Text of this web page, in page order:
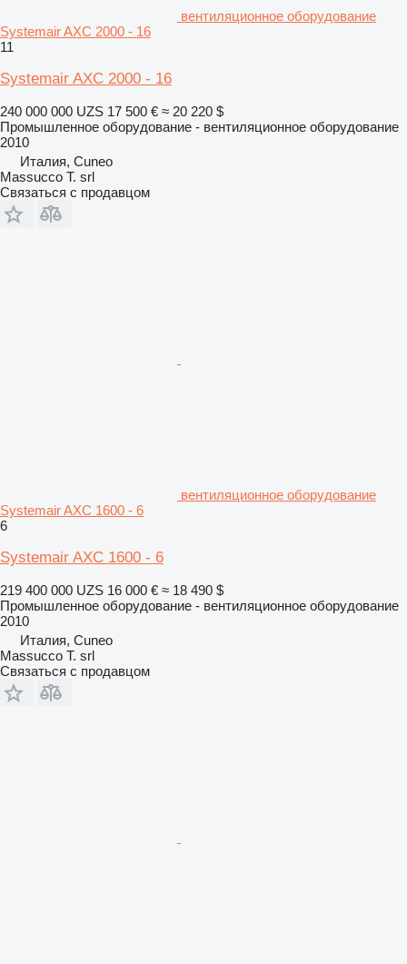
вентиляционное оборудование
Systemair AXC 2000 - 16
11
Systemair AXC 2000 - 16
240 000 000 UZS 17 500 € ≈ 20 220 $
Промышленное оборудование - вентиляционное оборудование
2010
Италия, Cuneo
Massucco T. srl
Связаться с продавцом
вентиляционное оборудование
Systemair AXC 1600 - 6
6
Systemair AXC 1600 - 6
219 400 000 UZS 16 000 € ≈ 18 490 $
Промышленное оборудование - вентиляционное оборудование
2010
Италия, Cuneo
Massucco T. srl
Связаться с продавцом